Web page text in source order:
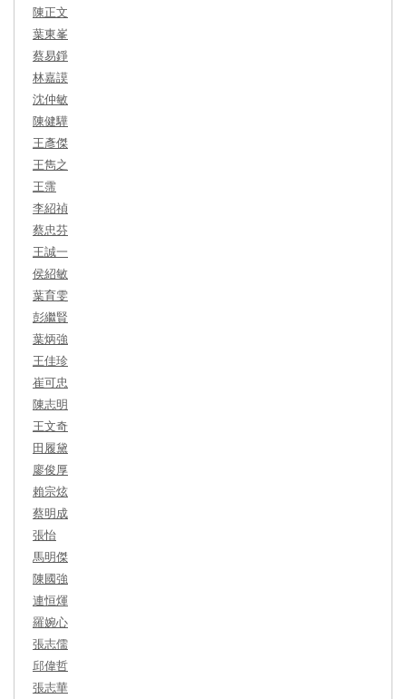
陳正文
葉東峯
蔡易錚
林嘉謨
沈仲敏
陳健驊
王彥傑
王雋之
王霈
李紹禎
蔡忠芬
王誠一
侯紹敏
葉育雯
彭繼賢
葉炳強
王佳珍
崔可忠
陳志明
王文奇
田履黛
廖俊厚
賴宗炫
蔡明成
張怡
馬明傑
陳國強
連恒煇
羅婉心
張志儒
邱偉哲
張志華